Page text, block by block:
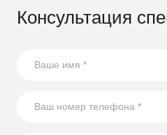
Консультация